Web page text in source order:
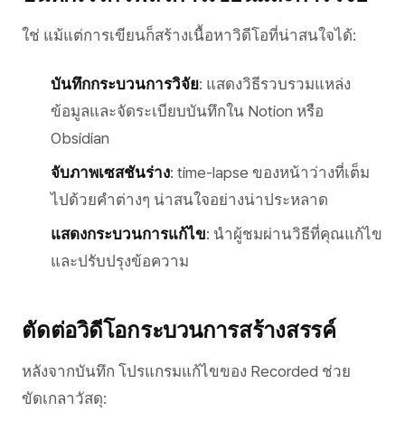
ใช่ แม้แต่การเขียนก็สร้างเนื้อหาวิดีโอที่น่าสนใจได้:
บันทึกกระบวนการวิจัย: แสดงวิธีรวบรวมแหล่ง
ข้อมูลและจัดระเบียบบันทึกใน Notion หรือ
Obsidian
จับภาพเซสชันร่าง: time-lapse ของหน้าว่างที่เต็ม
ไปด้วยคำต่างๆ น่าสนใจอย่างน่าประหลาด
แสดงกระบวนการแก้ไข: นำผู้ชมผ่านวิธีที่คุณแก้ไข
และปรับปรุงข้อความ
ตัดต่อวิดีโอกระบวนการสร้างสรรค์
หลังจากบันทึก โปรแกรมแก้ไขของ Recorded ช่วย
ขัดเกลาวัสดุ: